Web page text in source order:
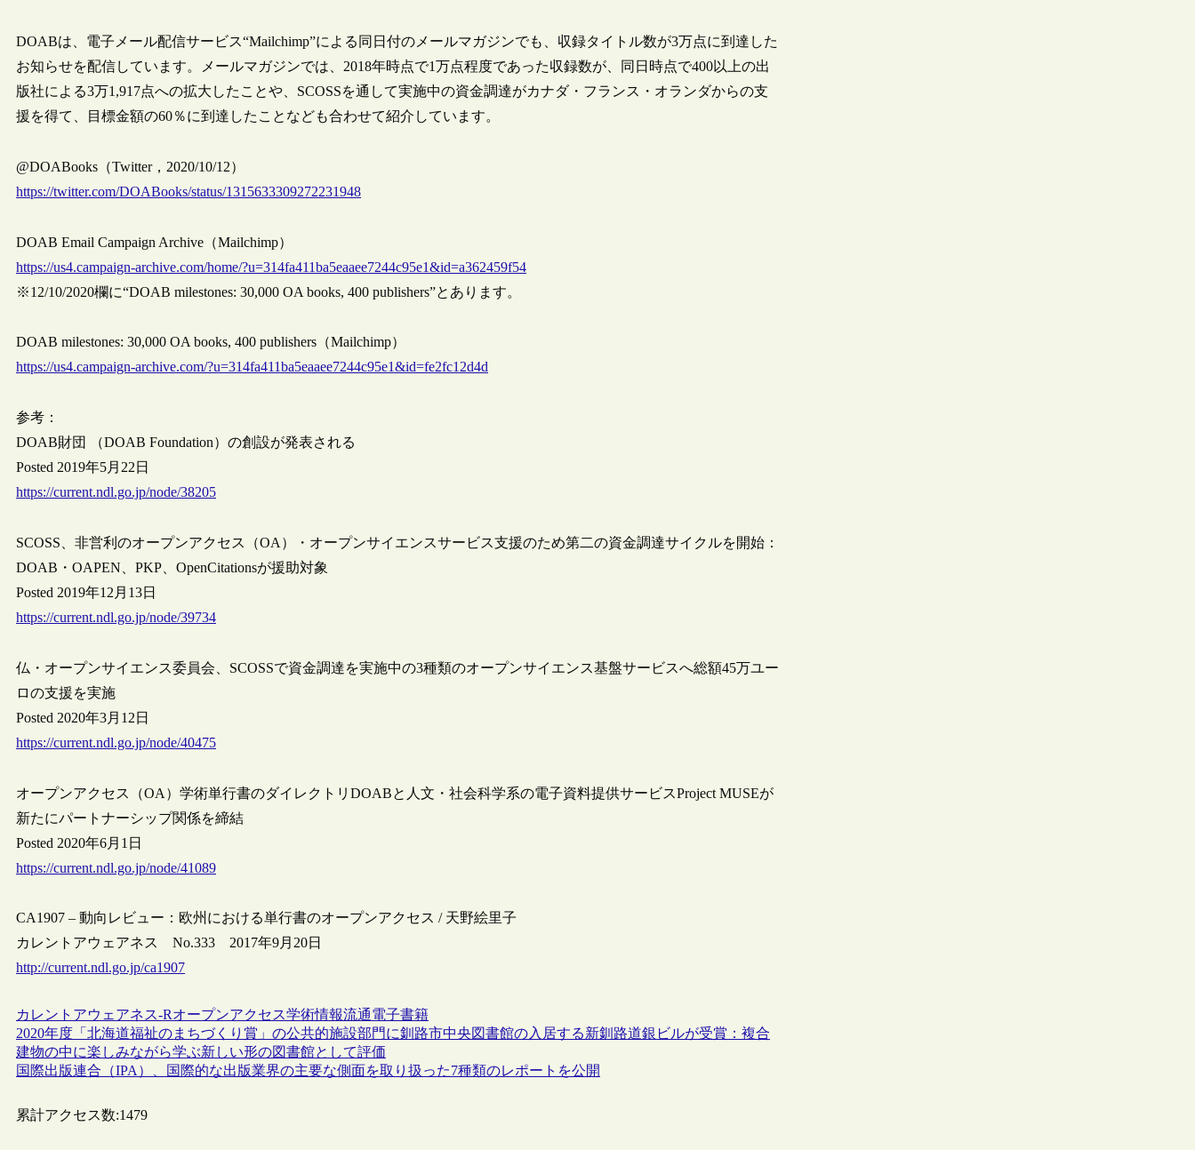
DOABは、電子メール配信サービス“Mailchimp”による同日付のメールマガジンでも、収録タイトル数が3万点に到達した
お知らせを配信しています。メールマガジンでは、2018年時点で1万点程度であった収録数が、同日時点で400以上の出
版社による3万1,917点への拡大したことや、SCOSSを通して実施中の資金調達がカナダ・フランス・オランダからの支
援を得て、目標金額の60％に到達したことなども合わせて紹介しています。
@DOABooks（Twitter，2020/10/12）
https://twitter.com/DOABooks/status/1315633309272231948
DOAB Email Campaign Archive（Mailchimp）
https://us4.campaign-archive.com/home/?u=314fa411ba5eaaee7244c95e1&id=a362459f54
※12/10/2020欄に“DOAB milestones: 30,000 OA books, 400 publishers”とあります。
DOAB milestones: 30,000 OA books, 400 publishers（Mailchimp）
https://us4.campaign-archive.com/?u=314fa411ba5eaaee7244c95e1&id=fe2fc12d4d
参考：
DOAB財団 （DOAB Foundation）の創設が発表される
Posted 2019年5月22日
https://current.ndl.go.jp/node/38205
SCOSS、非営利のオープンアクセス（OA）・オープンサイエンスサービス支援のため第二の資金調達サイクルを開始：
DOAB・OAPEN、PKP、OpenCitationsが援助対象
Posted 2019年12月13日
https://current.ndl.go.jp/node/39734
仏・オープンサイエンス委員会、SCOSSで資金調達を実施中の3種類のオープンサイエンス基盤サービスへ総額45万ユー
ロの支援を実施
Posted 2020年3月12日
https://current.ndl.go.jp/node/40475
オープンアクセス（OA）学術単行書のダイレクトリDOABと人文・社会科学系の電子資料提供サービスProject MUSEが
新たにパートナーシップ関係を締結
Posted 2020年6月1日
https://current.ndl.go.jp/node/41089
CA1907 – 動向レビュー：欧州における単行書のオープンアクセス / 天野絵里子
カレントアウェアネス No.333 2017年9月20日
http://current.ndl.go.jp/ca1907
カレントアウェアネス-Rオープンアクセス学術情報流通電子書籍
2020年度「北海道福祉のまちづくり賞」の公共的施設部門に釧路市中央図書館の入居する新釧路道銀ビルが受賞：複合
建物の中に楽しみながら学ぶ新しい形の図書館として評価
国際出版連合（IPA）、国際的な出版業界の主要な側面を取り扱った7種類のレポートを公開
累計アクセス数:1479